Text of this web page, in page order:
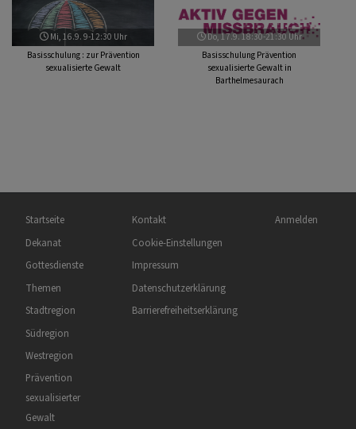
Mi, 16.9. 9-12:30 Uhr
Basisschulung : zur Prävention
sexualisierte Gewalt
Do, 17.9. 18:30-21:30 Uhr
Basisschulung Prävention
sexualisierte Gewalt in
Barthelmesaurach
Hauptnavigation
Startseite
Dekanat
Gottesdienste
Themen
Stadtregion
Südregion
Westregion
Prävention
sexualisierter
Gewalt
Fußbereichsmenü
Kontakt
Cookie-Einstellungen
Impressum
Datenschutzerklärung
Barrierefreiheitserklärung
Benutzermenü
Anmelden